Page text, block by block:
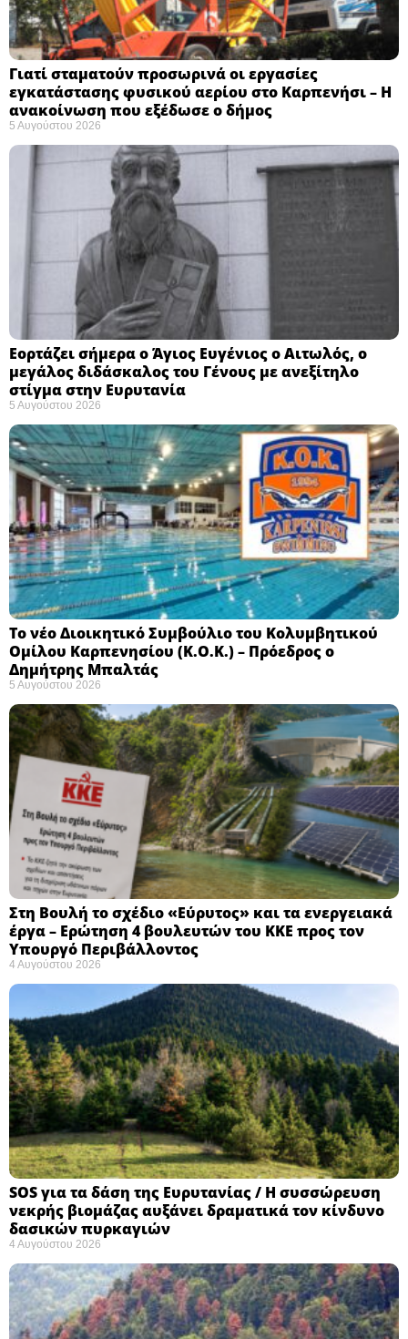
Γιατί σταματούν προσωρινά οι εργασίες
εγκατάστασης φυσικού αερίου στο Καρπενήσι – Η
ανακοίνωση που εξέδωσε ο δήμος
5 Αυγούστου 2026
Εορτάζει σήμερα ο Άγιος Ευγένιος ο Αιτωλός, ο
μεγάλος διδάσκαλος του Γένους με ανεξίτηλο
στίγμα στην Ευρυτανία
5 Αυγούστου 2026
Το νέο Διοικητικό Συμβούλιο του Κολυμβητικού
Ομίλου Καρπενησίου (Κ.Ο.Κ.) – Πρόεδρος ο
Δημήτρης Μπαλτάς
5 Αυγούστου 2026
Στη Βουλή το σχέδιο «Εύρυτος» και τα ενεργειακά
έργα – Ερώτηση 4 βουλευτών του ΚΚΕ προς τον
Υπουργό Περιβάλλοντος
4 Αυγούστου 2026
SOS για τα δάση της Ευρυτανίας / Η συσσώρευση
νεκρής βιομάζας αυξάνει δραματικά τον κίνδυνο
δασικών πυρκαγιών
4 Αυγούστου 2026